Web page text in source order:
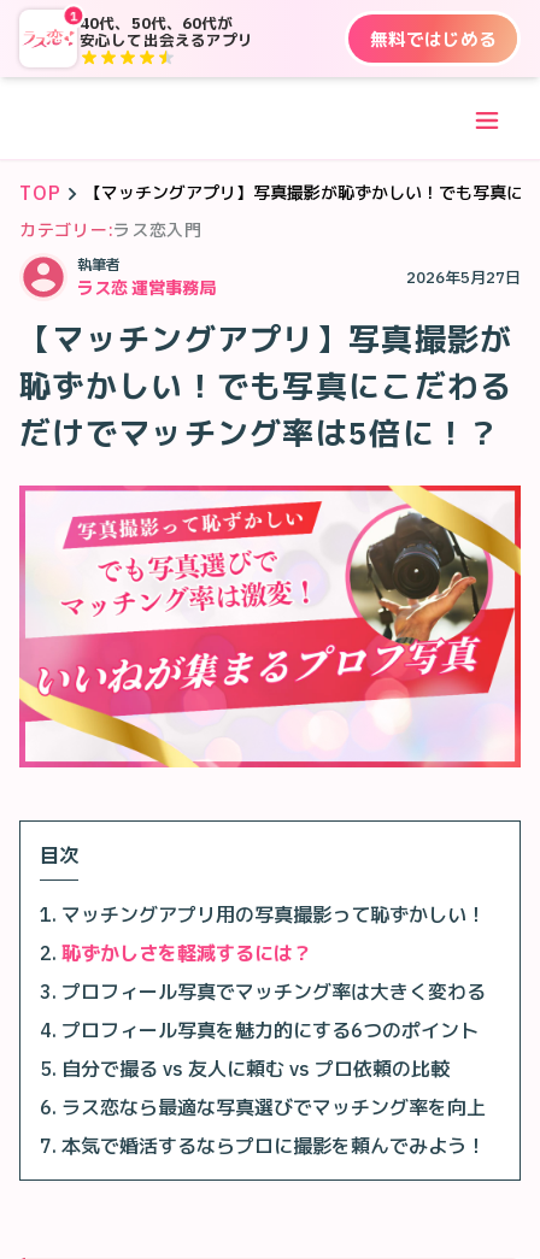
140代、50代、60代が
安心して出会えるアプリ
無料ではじめる
TOP
【マッチングアプリ】写真撮影が恥ずかしい！でも写真に
カテゴリー:ラス恋入門
執筆者
ラス恋 運営事務局 2026年5月27日
【マッチングアプリ】写真撮影が
恥ずかしい！でも写真にこだわる
だけでマッチング率は5倍に！？
目次
マッチングアプリ用の写真撮影って恥ずかしい！
恥ずかしさを軽減するには？
プロフィール写真でマッチング率は大きく変わる
プロフィール写真を魅力的にする6つのポイント
自分で撮る vs 友人に頼む vs プロ依頼の比較
ラス恋なら最適な写真選びでマッチング率を向上
本気で婚活するならプロに撮影を頼んでみよう！